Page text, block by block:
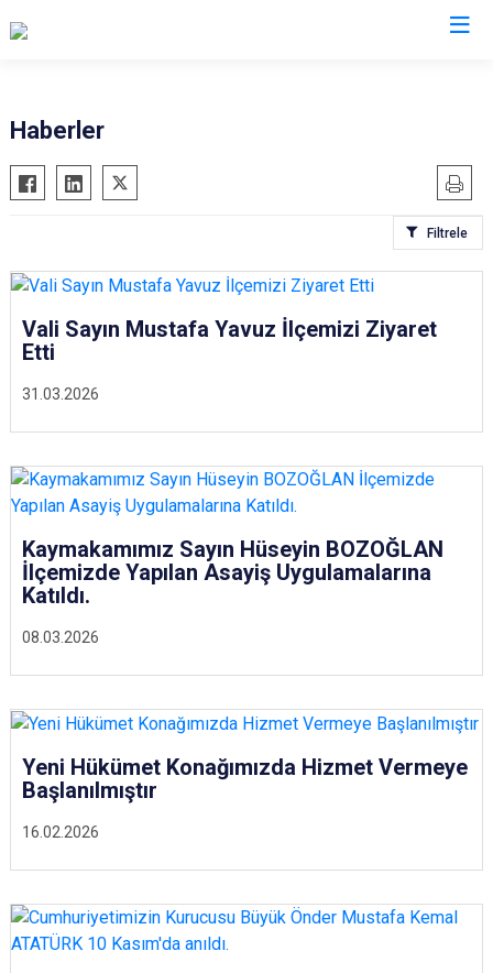
Aladağ
Ceyhan
İmamoğlu
Karataş
Yumurtalık
Sarıçam
Haberler
Filtrele
31.03.2026
Vali Sayın Mustafa Yavuz İlçemizi Ziyaret
Etti
08.03.2026
Kaymakamımız Sayın Hüseyin BOZOĞLAN
İlçemizde Yapılan Asayiş Uygulamalarına
Katıldı.
16.02.2026
Yeni Hükümet Konağımızda Hizmet Vermeye
Başlanılmıştır